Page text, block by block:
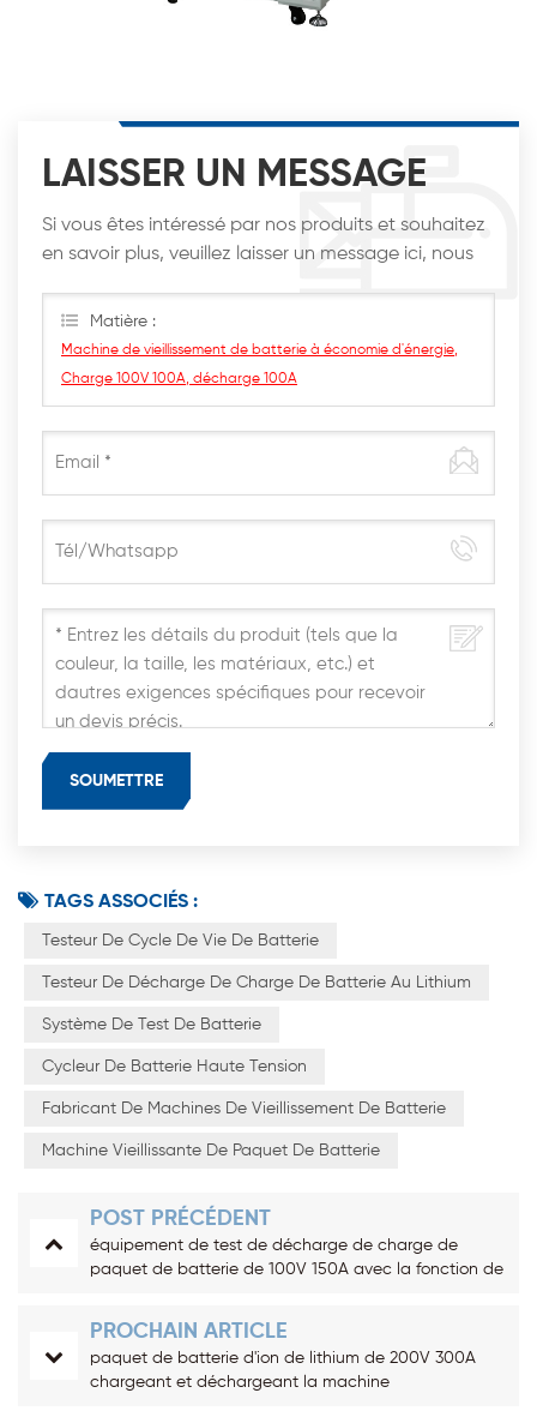
LAISSER UN MESSAGE
Si vous êtes intéressé par nos produits et souhaitez
en savoir plus, veuillez laisser un message ici, nous
Matière :
Machine de vieillissement de batterie à économie d'énergie,
Charge 100V 100A, décharge 100A
TAGS ASSOCIÉS :
Testeur De Cycle De Vie De Batterie
Testeur De Décharge De Charge De Batterie Au Lithium
Système De Test De Batterie
Cycleur De Batterie Haute Tension
Fabricant De Machines De Vieillissement De Batterie
Machine Vieillissante De Paquet De Batterie
POST PRÉCÉDENT
équipement de test de décharge de charge de
paquet de batterie de 100V 150A avec la fonction de
PROCHAIN ARTICLE
paquet de batterie d'ion de lithium de 200V 300A
chargeant et déchargeant la machine